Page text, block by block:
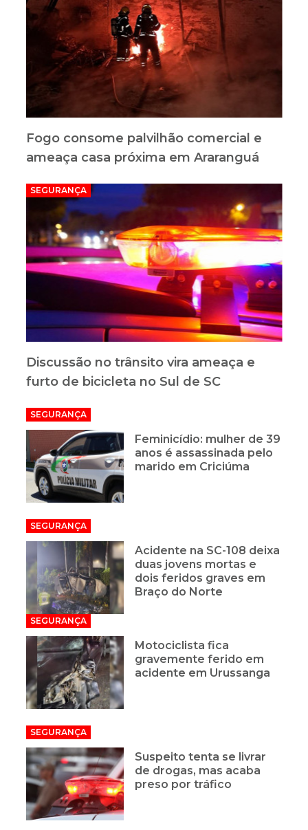
Fogo consome palvilhão comercial e
ameaça casa próxima em Araranguá
SEGURANÇA
Discussão no trânsito vira ameaça e
furto de bicicleta no Sul de SC
SEGURANÇA
Feminicídio: mulher de 39
anos é assassinada pelo
marido em Criciúma
SEGURANÇA
Acidente na SC-108 deixa
duas jovens mortas e
dois feridos graves em
Braço do Norte
SEGURANÇA
Motociclista fica
gravemente ferido em
acidente em Urussanga
SEGURANÇA
Suspeito tenta se livrar
de drogas, mas acaba
preso por tráfico